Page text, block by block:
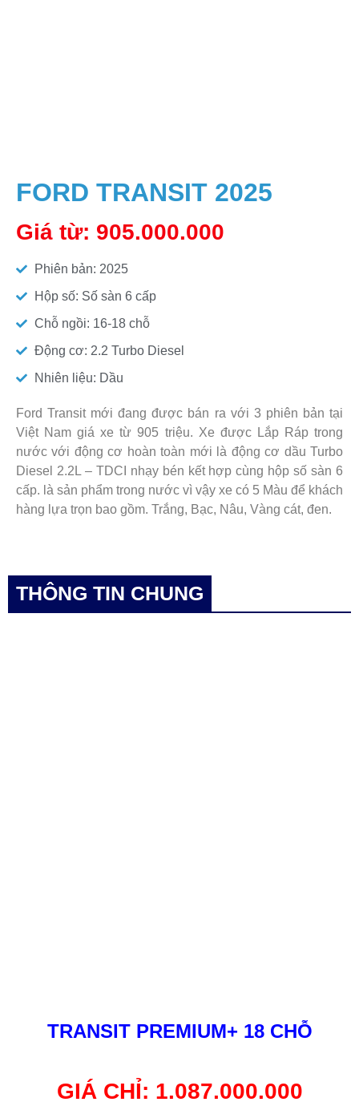
FORD TRANSIT 2025
Giá từ: 905.000.000
Phiên bản: 2025
Hộp số: Số sàn 6 cấp
Chỗ ngồi: 16-18 chỗ
Động cơ: 2.2 Turbo Diesel
Nhiên liệu: Dầu
Ford Transit mới đang được bán ra với 3 phiên bản tại
Việt Nam giá xe từ 905 triệu. Xe được Lắp Ráp trong
nước với động cơ hoàn toàn mới là động cơ dầu Turbo
Diesel 2.2L – TDCI nhạy bén kết hợp cùng hộp số sàn 6
cấp. là sản phẩm trong nước vì vậy xe có 5 Màu để khách
hàng lựa trọn bao gồm. Trắng, Bạc, Nâu, Vàng cát, đen.
THÔNG TIN CHUNG
TRANSIT PREMIUM+ 18 CHỖ
GIÁ CHỈ: 1.087.000.000